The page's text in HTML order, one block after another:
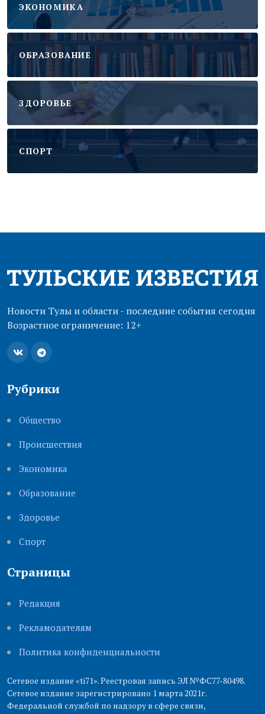
ЭКОНОМИКА
ОБРАЗОВАНИЕ
ЗДОРОВЬЕ
CПОРТ
Новости Тулы и области - последние события сегодня
Возрастное ограничение: 12+
Рубрики
Общество
Происшествия
Экономика
Образование
Здоровье
Cпорт
Страницы
Редакция
Рекламодателям
Политика конфиденциальности
Сетевое издание «ti71». Реестровая запись ЭЛ №ФС77-80498.
Сетевое издание зарегистрировано 1 марта 2021г.
Федеральной службой по надзору в сфере связи,